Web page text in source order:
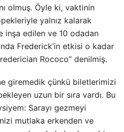
olmuş. Öyle ki, vaktinin
yalnız kalarak
inşa edilen ve 10 odadan
Frederick’in etkisi o kadar
Rococo” denilmiş.
giremedik çünkü biletlerimizi
uzun bir sıra vardı. Bu
Sarayı gezmeyi
mutlaka erkenden ve